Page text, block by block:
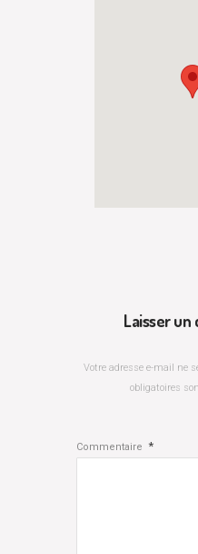
Laisser un
Votre adresse e-mail ne
obligatoires
Commentaire *